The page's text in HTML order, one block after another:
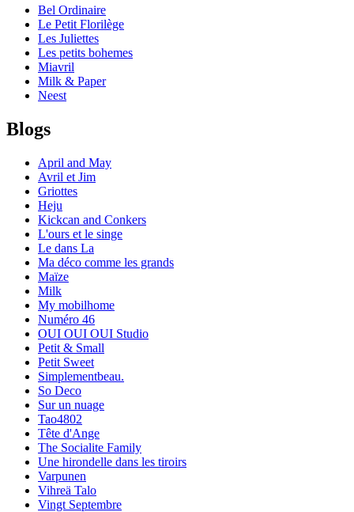
Bel Ordinaire
Le Petit Florilège
Les Juliettes
Les petits bohemes
Miavril
Milk & Paper
Neest
Blogs
April and May
Avril et Jim
Griottes
Heju
Kickcan and Conkers
L'ours et le singe
Le dans La
Ma déco comme les grands
Maïze
Milk
My mobilhome
Numéro 46
OUI OUI OUI Studio
Petit & Small
Petit Sweet
Simplementbeau.
So Deco
Sur un nuage
Tao4802
Tête d'Ange
The Socialite Family
Une hirondelle dans les tiroirs
Varpunen
Vihreä Talo
Vingt Septembre